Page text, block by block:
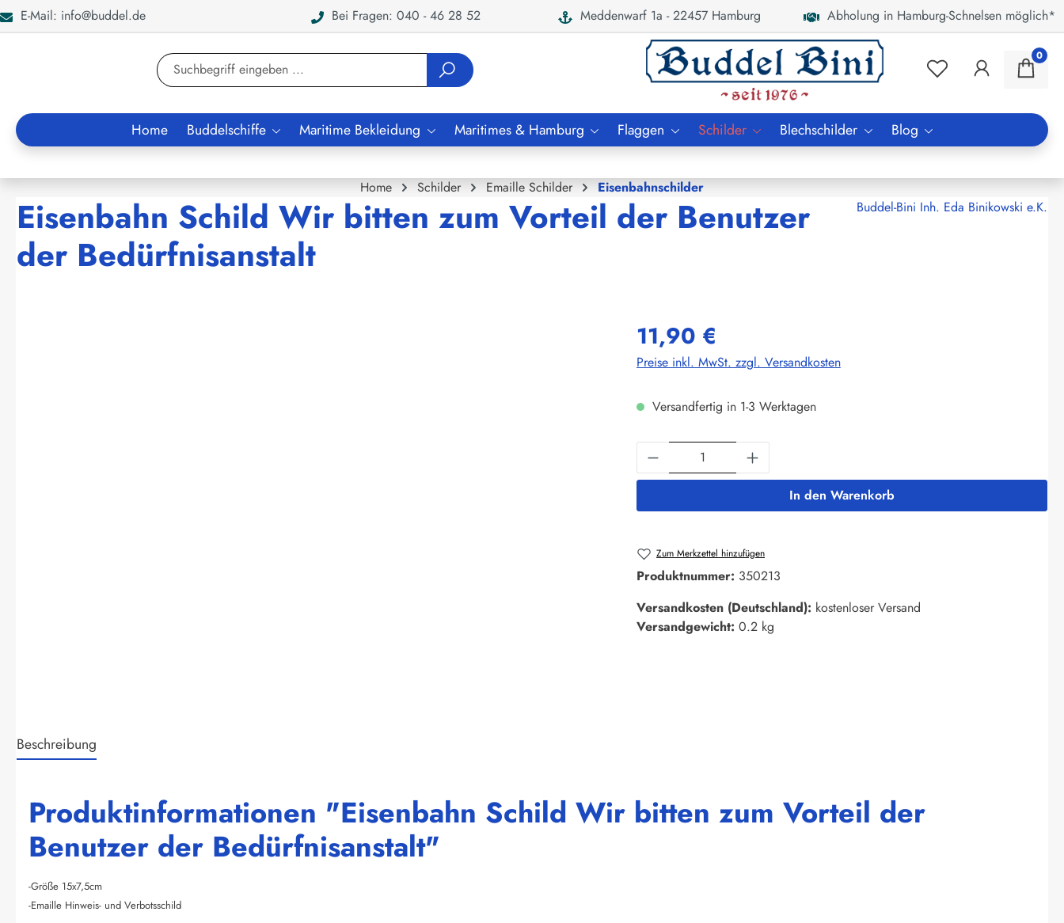
Zur Suche springen
E-Mail: info@buddel.de Bei Fragen: 040 - 46 28 52 Meddenwarf 1a - 22457 Hamburg Abholung in Hamburg-Schnelsen möglich*
0
Home Buddelschiffe Maritime Bekleidung Maritimes & Hamburg Flaggen Schilder Blechschilder Blog
Home Schilder Emaille Schilder Eisenbahnschilder
Eisenbahn Schild Wir bitten zum Vorteil der Benutzer
der Bedürfnisanstalt
Buddel-Bini Inh. Eda Binikowski e.K.
11,90 €
Preise inkl. MwSt. zzgl. Versandkosten
Versandfertig in 1-3 Werktagen
Produkt Anzahl: Gib den gewünschten Wert ein
In den Warenkorb
Zum Merkzettel hinzufügen
Produktnummer: 350213
Versandkosten (Deutschland): kostenloser Versand
Versandgewicht: 0.2 kg
Beschreibung
Produktinformationen "Eisenbahn Schild Wir bitten zum Vorteil der
Benutzer der Bedürfnisanstalt"
-Größe 15x7,5cm
-Emaille Hinweis- und Verbotsschild